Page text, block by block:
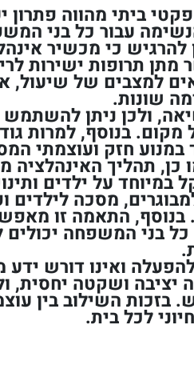
ביתי מהווה פתרון
עבור כל בני
כי מכשיר
תרופות ישירות
למצבים של שיעול,
שונות.
ולכן ניתן להשתמש
בנוסף, למרות
חזק ועוצמתי
תהליך האינהלציה
במיוחד על ילדים
מסכה לילדים
בנוסף, התאמה זו
כל בני המשפחה יכולים
ואינו דורש ידע
יציבה ושקטה יחסית,
השילוב בין
לכל בית.